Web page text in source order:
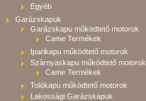
Egyéb
Garázskapuk
Garázskapu működtető motorok
Came Termékek
Iparikapu működtető motorok
Szárnyaskapu működtető motorok
Came Termékek
Tolókapu működtető motorok
Lakossági Garázskapuk